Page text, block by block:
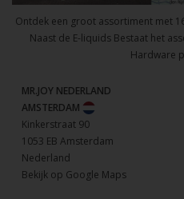
Ontdek een groot assortiment met
Naast de E-liquids Bestaat het
Hardware
MR.JOY NEDERLAND
AMSTERDAM
Kinkerstraat 90
1053 EB Amsterdam
Nederland
Bekijk op Google Maps